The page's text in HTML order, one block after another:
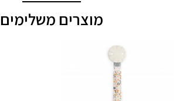
מוצרים משלימים